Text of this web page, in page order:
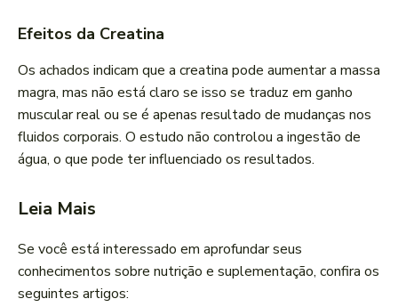
Efeitos da Creatina
Os achados indicam que a creatina pode aumentar a massa
magra, mas não está claro se isso se traduz em ganho
muscular real ou se é apenas resultado de mudanças nos
fluidos corporais. O estudo não controlou a ingestão de
água, o que pode ter influenciado os resultados.
Leia Mais
Se você está interessado em aprofundar seus
conhecimentos sobre nutrição e suplementação, confira os
seguintes artigos: